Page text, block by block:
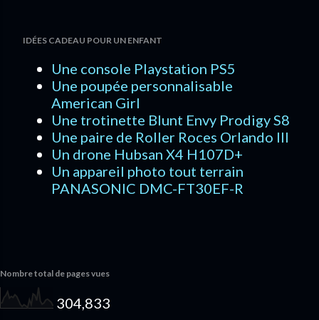
IDÉES CADEAU POUR UN ENFANT
Une console Playstation PS5
Une poupée personnalisable
American Girl
Une trotinette Blunt Envy Prodigy S8
Une paire de Roller Roces Orlando III
Un drone Hubsan X4 H107D+
Un appareil photo tout terrain
PANASONIC DMC-FT30EF-R
Nombre total de pages vues
304,833